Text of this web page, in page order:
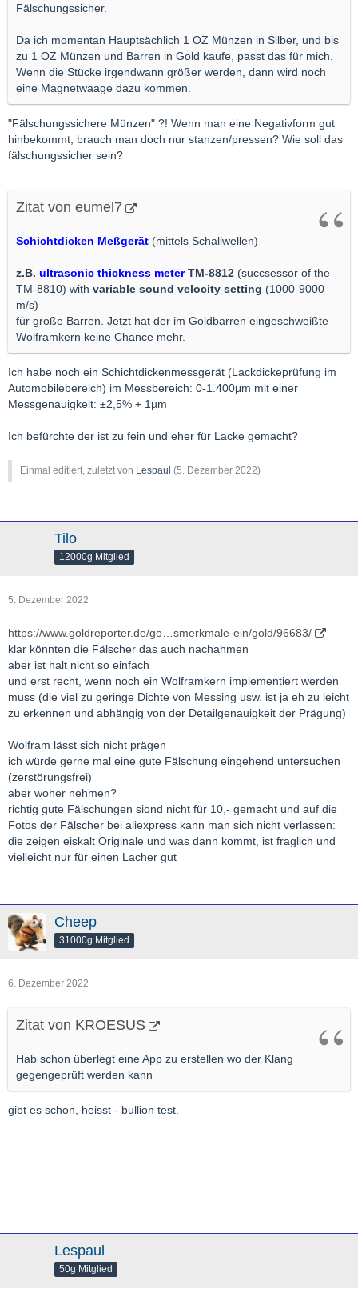
Fälschungssicher.
Da ich momentan Hauptsächlich 1 OZ Münzen in Silber, und bis
zu 1 OZ Münzen und Barren in Gold kaufe, passt das für mich.
Wenn die Stücke irgendwann größer werden, dann wird noch
eine Magnetwaage dazu kommen.
"Fälschungssichere Münzen" ?! Wenn man eine Negativform gut
hinbekommt, brauch man doch nur stanzen/pressen? Wie soll das
fälschungssicher sein?
Zitat von eumel7
Schichtdicken Meßgerät (mittels Schallwellen)
z.B. ultrasonic thickness meterTM-8812 (succsessor of the
TM-8810) with variable sound velocity setting (1000-9000
m/s)
für große Barren. Jetzt hat der im Goldbarren eingeschweißte
Wolframkern keine Chance mehr.
Ich habe noch ein Schichtdickenmessgerät (Lackdickeprüfung im
Automobilebereich) im Messbereich: 0-1.400μm mit einer
Messgenauigkeit: ±2,5% + 1µm
Ich befürchte der ist zu fein und eher für Lacke gemacht?
Einmal editiert, zuletzt von Lespaul (5. Dezember 2022)
Tilo
12000g Mitglied
5. Dezember 2022
https://www.goldreporter.de/go…smerkmale-ein/gold/96683/
klar könnten die Fälscher das auch nachahmen
aber ist halt nicht so einfach
und erst recht, wenn noch ein Wolframkern implementiert werden
muss (die viel zu geringe Dichte von Messing usw. ist ja eh zu leicht
zu erkennen und abhängig von der Detailgenauigkeit der Prägung)
Wolfram lässt sich nicht prägen
ich würde gerne mal eine gute Fälschung eingehend untersuchen
(zerstörungsfrei)
aber woher nehmen?
richtig gute Fälschungen siond nicht für 10,- gemacht und auf die
Fotos der Fälscher bei aliexpress kann man sich nicht verlassen:
die zeigen eiskalt Originale und was dann kommt, ist fraglich und
vielleicht nur für einen Lacher gut
Cheep
31000g Mitglied
6. Dezember 2022
Zitat von KROESUS
Hab schon überlegt eine App zu erstellen wo der Klang
gegengeprüft werden kann
gibt es schon, heisst - bullion test.
Lespaul
50g Mitglied